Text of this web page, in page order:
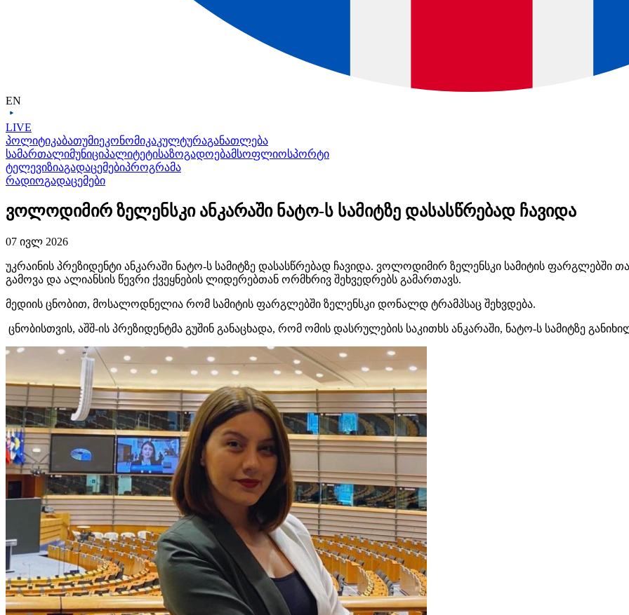
EN
LIVE
პოლიტიკაბათუმიეკონომიკაკულტურაგანათლება
სამართალიმუნიციპალიტეტისაზოგადოებამსოფლიოსპორტი
ტელევიზიაგადაცემებიპროგრამა
რადიოგადაცემები
ვოლოდიმირ ზელენსკი ანკარაში ნატო-ს სამიტზე დასასწრებად ჩავიდა
07 ივლ 2026
უკრაინის პრეზიდენტი ანკარაში ნატო-ს სამიტზე დასასწრებად ჩავიდა. ვოლოდიმირ ზელენსკი სამიტის ფარგლებში
გამოვა და ალიანსის წევრი ქვეყნების ლიდერებთან ორმხრივ შეხვედრებს გამართავს.
მედიის ცნობით, მოსალოდნელია რომ სამიტის ფარგლებში ზელენსკი დონალდ ტრამპსაც შეხვდება.
ცნობისთვის, აშშ-ის პრეზიდენტმა გუშინ განაცხადა, რომ ომის დასრულების საკითხს ანკარაში, ნატო-ს სამიტზე